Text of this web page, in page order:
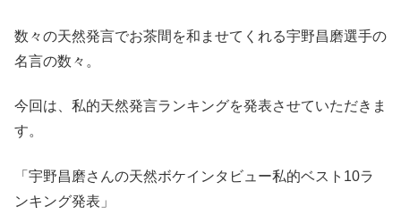
数々の天然発言でお茶間を和ませてくれる宇野昌磨選手の
名言の数々。
今回は、私的天然発言ランキングを発表させていただきま
す。
「宇野昌磨さんの天然ボケインタビュー私的ベスト10ラ
ンキング発表」